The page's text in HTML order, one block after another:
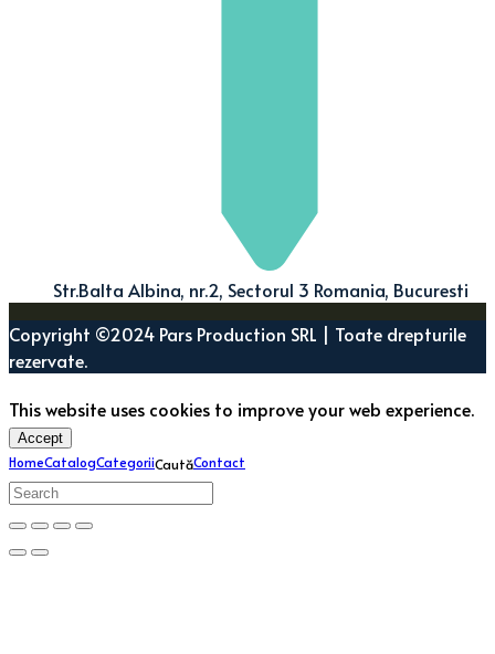
Str.Balta Albina, nr.2, Sectorul 3 Romania, Bucuresti
Copyright ©2024 Pars Production SRL | Toate drepturile
rezervate.
This website uses cookies to improve your web experience.
Accept
HomeCatalogCategoriiCautăContact